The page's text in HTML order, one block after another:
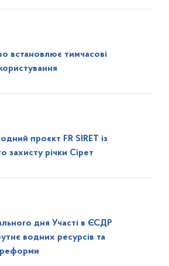
встановлює тимчасові
проєкт FR SIRET із
захисту річки Сірет
дня Участі в ЄСДР
водних ресурсів та
реформи